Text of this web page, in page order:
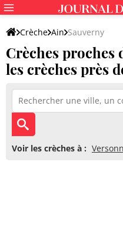
Crèche Ain Sauverny
Crèches proches
les crèches près
Voir les crèches à :